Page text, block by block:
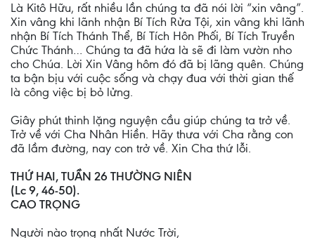
Là Kitô Hữu, rất nhiều lần chúng ta đã nói lời “xin vâng”.
Xin vâng khi lãnh nhận Bí Tích Rửa Tội, xin vâng khi lãnh
nhận Bí Tích Thánh Thể, Bí Tích Hôn Phối, Bí Tích Truyền
Chức Thánh… Chúng ta đã hứa là sẽ đi làm vườn nho
cho Chúa. Lời Xin Vâng hôm đó đã bị lãng quên. Chúng
ta bận bịu với cuộc sống và chạy đua với thời gian thế
là công việc bị bỏ lửng.
Giây phút thinh lặng nguyện cầu giúp chúng ta trở về.
Trở về với Cha Nhân Hiền. Hãy thưa với Cha rằng con
đã lầm đường, nay con trở về. Xin Cha thứ lỗi.
THỨ HAI, TUẦN 26 THƯỜNG NIÊN
(Lc 9, 46-50).
CAO TRỌNG
Người nào trọng nhất Nước Trời,